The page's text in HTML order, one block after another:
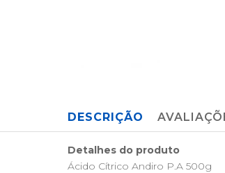
DESCRIÇÃO
Detalhes do produto
Ácido Cítrico Andiro P.A 500g